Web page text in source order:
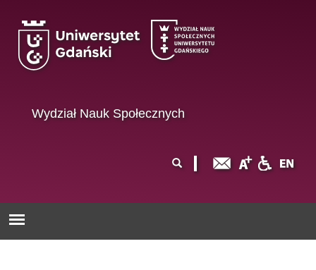
Wydział Nauk Społecznych
wyszukiwania